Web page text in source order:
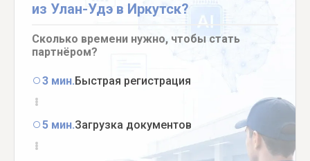
из Улан-Удэ в Иркутск?
Сколько времени нужно, чтобы стать
партнёром?
3 мин.Быстрая регистрация
5 мин.Загрузка документов